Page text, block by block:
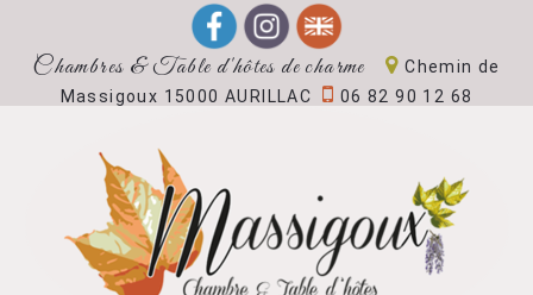
Chambres & Table d'hôtes de charme
Chemin de
Massigoux 15000 AURILLAC
06 82 90 12 68